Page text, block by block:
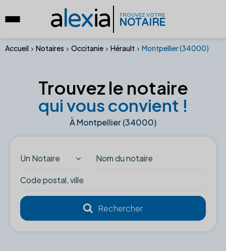
alexia TROUVEZ VOTRE
NOTAIRE
Accueil Notaires Occitanie Hérault Montpellier (34000)
Trouvez le notaire
qui vous convient !
À Montpellier (34000)
Un Notaire